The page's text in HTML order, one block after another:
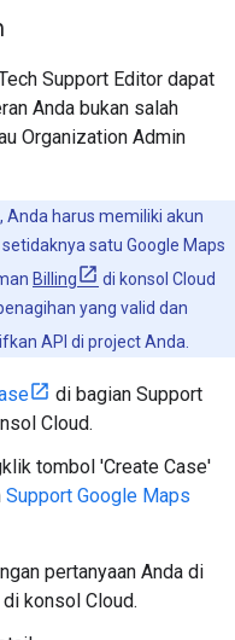
Support Editor dapat
Anda bukan salah
Organization Admin
harus memiliki akun
satu Google Maps
Billing
di konsol Cloud
yang valid dan
API di project Anda.
di bagian Support
Cloud.
tombol 'Create Case'
Support Google Maps
pertanyaan Anda di
konsol Cloud.